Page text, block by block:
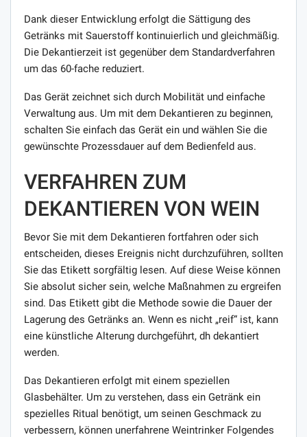
Dank dieser Entwicklung erfolgt die Sättigung des
Getränks mit Sauerstoff kontinuierlich und gleichmäßig.
Die Dekantierzeit ist gegenüber dem Standardverfahren
um das 60-fache reduziert.
Das Gerät zeichnet sich durch Mobilität und einfache
Verwaltung aus. Um mit dem Dekantieren zu beginnen,
schalten Sie einfach das Gerät ein und wählen Sie die
gewünschte Prozessdauer auf dem Bedienfeld aus.
VERFAHREN ZUM
DEKANTIEREN VON WEIN
Bevor Sie mit dem Dekantieren fortfahren oder sich
entscheiden, dieses Ereignis nicht durchzuführen, sollten
Sie das Etikett sorgfältig lesen. Auf diese Weise können
Sie absolut sicher sein, welche Maßnahmen zu ergreifen
sind. Das Etikett gibt die Methode sowie die Dauer der
Lagerung des Getränks an. Wenn es nicht „reif“ ist, kann
eine künstliche Alterung durchgeführt, dh dekantiert
werden.
Das Dekantieren erfolgt mit einem speziellen
Glasbehälter. Um zu verstehen, dass ein Getränk ein
spezielles Ritual benötigt, um seinen Geschmack zu
verbessern, können unerfahrene Weintrinker Folgendes